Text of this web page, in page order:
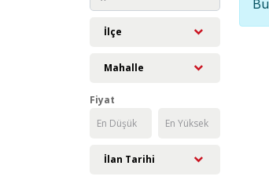
İlçe
Mahalle
Fiyat
İlan Tarihi